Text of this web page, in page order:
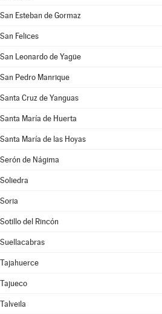
San Esteban de Gormaz
San Felices
San Leonardo de Yagüe
San Pedro Manrique
Santa Cruz de Yanguas
Santa María de Huerta
Santa María de las Hoyas
Serón de Nágima
Soliedra
Soria
Sotillo del Rincón
Suellacabras
Tajahuerce
Tajueco
Talveila